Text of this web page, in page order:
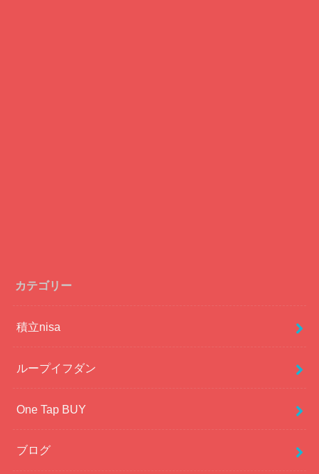
カテゴリー
積立nisa
ループイフダン
One Tap BUY
ブログ